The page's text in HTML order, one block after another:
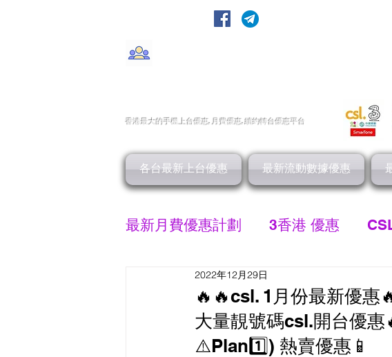
香港最大的手機上台優惠, 月費優惠,續約轉台優惠平台
各台最新上台優惠 最新流動數據優惠
最新月費優惠計劃 3香港 優惠
SMARTONE 優惠
最新流動數據優惠 香港寬頻 優惠
🔥🔥csl. 1月份最新優惠
大量靚號碼csl.開台優惠
⚠️Plan1️⃣) 熱賣優惠📱
2022年12月29日